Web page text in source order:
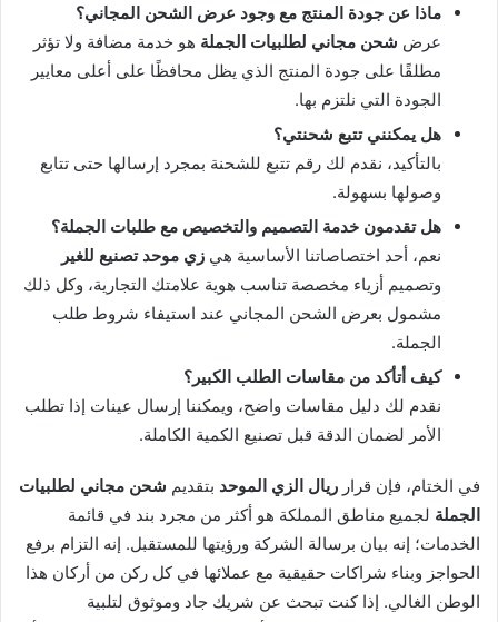
ماذا عن جودة المنتج مع وجود عرض الشحن المجاني؟
عرض شحن مجاني لطلبيات الجملة هو خدمة مضافة ولا تؤثر
مطلقًا على جودة المنتج الذي يظل محافظًا على أعلى معايير
الجودة التي نلتزم بها.
هل يمكنني تتبع شحنتي؟
بالتأكيد، نقدم لك رقم تتبع للشحنة بمجرد إرسالها حتى تتابع
وصولها بسهولة.
هل تقدمون خدمة التصميم والتخصيص مع طلبات الجملة؟
نعم، أحد اختصاصاتنا الأساسية هي زي موحد تصنيع للغير
وتصميم أزياء مخصصة تناسب هوية علامتك التجارية، وكل ذلك
مشمول بعرض الشحن المجاني عند استيفاء شروط طلب
الجملة.
كيف أتأكد من مقاسات الطلب الكبير؟
نقدم لك دليل مقاسات واضح، ويمكننا إرسال عينات إذا تطلب
الأمر لضمان الدقة قبل تصنيع الكمية الكاملة.
في الختام، فإن قرار ريال الزي الموحد بتقديم شحن مجاني لطلبيات
الجملة لجميع مناطق المملكة هو أكثر من مجرد بند في قائمة
الخدمات؛ إنه بيان برسالة الشركة ورؤيتها للمستقبل. إنه التزام برفع
الحواجز وبناء شراكات حقيقية مع عملائها في كل ركن من أركان هذا
الوطن الغالي. إذا كنت تبحث عن شريك جاد وموثوق لتلبية